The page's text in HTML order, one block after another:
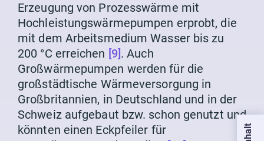
Erzeugung von Prozesswärme mit
Hochleistungswärmepumpen erprobt, die
mit dem Arbeitsmedium Wasser bis zu
200 °C erreichen [9]. Auch
Großwärmepumpen werden für die
großstädtische Wärmeversorgung in
Großbritannien, in Deutschland und in der
Schweiz aufgebaut bzw. schon genutzt und
könnten einen Eckpfeiler für
Inhalt